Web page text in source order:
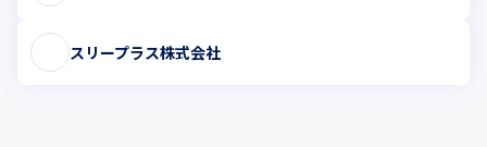
スリープラス株式会社